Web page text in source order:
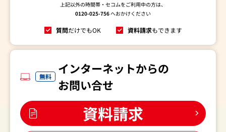
上記以外の時間帯・セコムをご利用中の方は、
0120-025-756へおかけください
質問だけでもOK 資料請求もできます
無料
インターネットからの
お問い合せ
資料請求